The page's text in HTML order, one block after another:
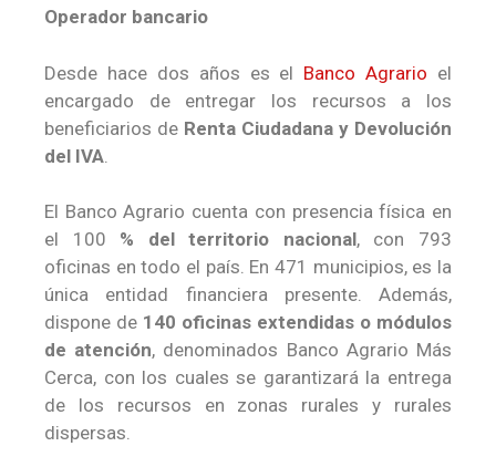
Operador bancario
Desde hace dos años es el Banco Agrario el
encargado de entregar los recursos a los
beneficiarios de Renta Ciudadana y Devolución
del IVA
El Banco Agrario cuenta con presencia física en
el 100 % del territorio nacional, con 793
oficinas en todo el país. En 471 municipios, es la
única entidad financiera presente. Además,
dispone de 140 oficinas extendidas o módulos
de atención, denominados Banco Agrario Más
Cerca, con los cuales se garantizará la entrega
de los recursos en zonas rurales y rurales
dispersas.